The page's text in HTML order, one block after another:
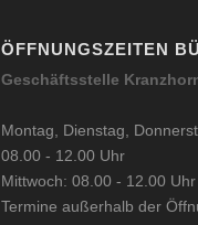
ÖFFNUNGSZEITEN
Geschäftsstelle
Montag, Dienstag,
08.00 - 12.00 Uhr
Mittwoch: 08.00 - 12.00
Termine außerhalb der